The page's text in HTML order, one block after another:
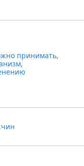
принимать,